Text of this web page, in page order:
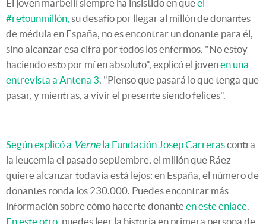
El joven marbellí siempre ha insistido en queel
#retounmillón, su desafío por llegar al millón de donantes
de médula en España, no es encontrar un donante para él,
sino alcanzar esa cifra por todos los enfermos. "No estoy
haciendo esto por mí en absoluto", explicó el jovenen una
entrevista a Antena 3. "Pienso que pasará lo que tenga que
pasar, y mientras, a vivir el presente siendo felices".
Según explicó a Vernela Fundación Josep Carrerascontra
la leucemia el pasado septiembre, el millón que Ráez
quiere alcanzar todavía está lejos: en España, el número de
donantes ronda los 230.000. Puedes encontrar más
información sobre cómo hacerte donanteen este enlace.
En este otro, puedes leer la historia en primera persona de